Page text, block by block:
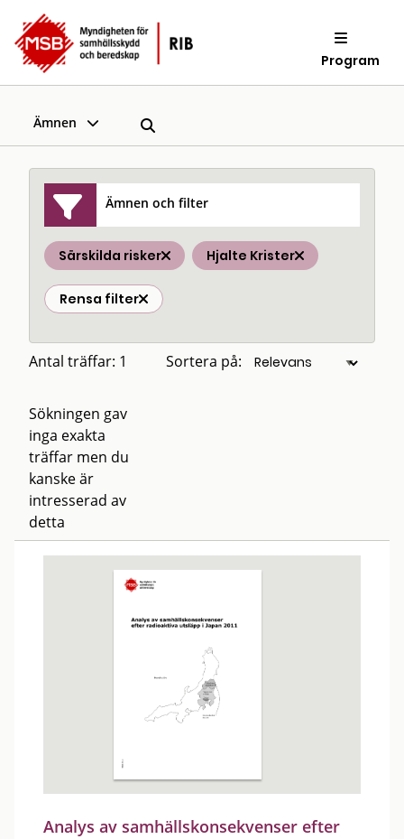
Program
Ämnen
Ämnen och filter
Särskilda risker Hjalte Krister
Rensa filter
Antal träffar: 1 Sortera på:
Sökningen gav
inga exakta
träffar men du
kanske är
intresserad av
detta
Analys av samhällskonsekvenser efter